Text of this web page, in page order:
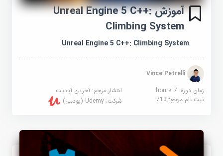
آموزش Unreal Engine 5 C++:
Climbing System
Unreal Engine 5 C++: Climbing System
Vince Petrelli
زمان دوره: 7 hours
انتشار مرجع:آخرین آپدیت
ثبت نام مرجع:713 شرکت:Udemy (یودمی)